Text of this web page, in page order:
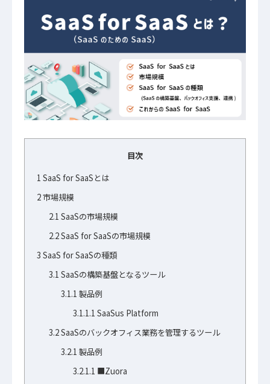
目次
1 SaaS for SaaSとは
2市場規模
2.1 SaaSの市場規模
2.2SaaS for SaaSの市場規模
3 SaaS for SaaSの種類
3.1 SaaSの構築基盤となるツール
3.1.1 製品例
3.1.1.1 SaaSus Platform
3.2SaaSのバックオフィス業務を管理するツール
3.2.1 製品例
3.2.1.1 ■Zuora